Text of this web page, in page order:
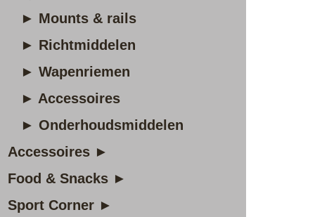
► Mounts & rails
► Richtmiddelen
► Wapenriemen
► Accessoires
► Onderhoudsmiddelen
Accessoires ►
Food & Snacks ►
Sport Corner ►